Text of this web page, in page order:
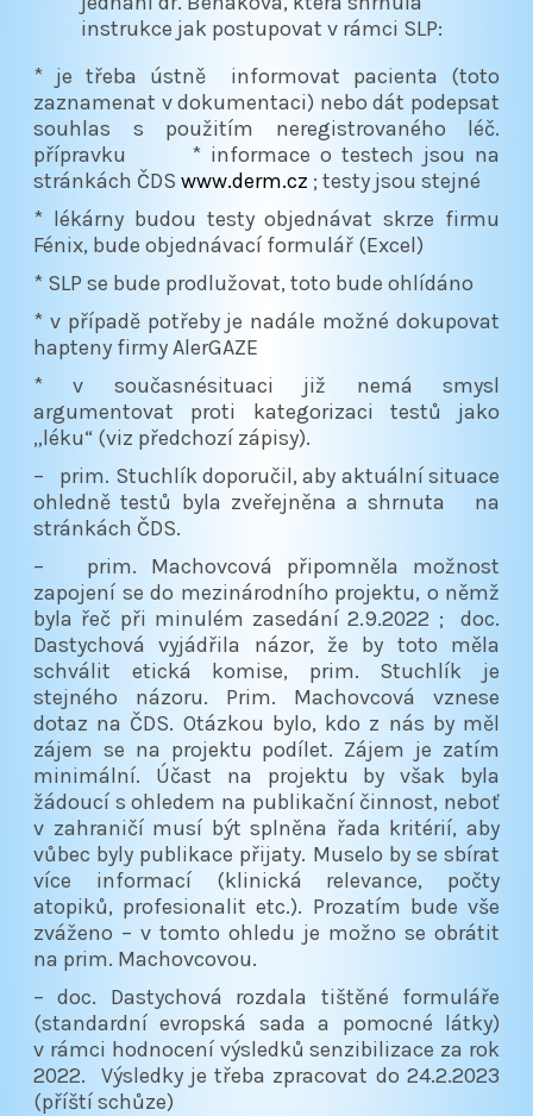
instrukce jak postupovat v rámci SLP:
* je třeba ústně informovat pacienta (toto
zaznamenat v dokumentaci) nebo dát podepsat
souhlas s použitím neregistrovaného léč.
přípravku * informace o testech jsou na
stránkách ČDS www.derm.cz ; testy jsou stejné
* lékárny budou testy objednávat skrze firmu
Fénix, bude objednávací formulář (Excel)
* SLP se bude prodlužovat, toto bude ohlídáno
* v případě potřeby je nadále možné dokupovat
hapteny firmy AlerGAZE
* v současnésituaci již nemá smysl
argumentovat proti kategorizaci testů jako
„léku“ (viz předchozí zápisy).
– prim. Stuchlík doporučil, aby aktuální situace
ohledně testů byla zveřejněna a shrnuta na
stránkách ČDS.
– prim. Machovcová připomněla možnost
zapojení se do mezinárodního projektu, o němž
byla řeč při minulém zasedání 2.9.2022 ; doc.
Dastychová vyjádřila názor, že by toto měla
schválit etická komise, prim. Stuchlík je
stejného názoru. Prim. Machovcová vznese
dotaz na ČDS. Otázkou bylo, kdo z nás by měl
zájem se na projektu podílet. Zájem je zatím
minimální. Účast na projektu by však byla
žádoucí s ohledem na publikační činnost, neboť
v zahraničí musí být splněna řada kritérií, aby
vůbec byly publikace přijaty. Muselo by se sbírat
více informací (klinická relevance, počty
atopiků, profesionalit etc.). Prozatím bude vše
zváženo – v tomto ohledu je možno se obrátit
na prim. Machovcovou.
– doc. Dastychová rozdala tištěné formuláře
(standardní evropská sada a pomocné látky)
v rámci hodnocení výsledků senzibilizace za rok
2022. Výsledky je třeba zpracovat do 24.2.2023
(příští schůze)